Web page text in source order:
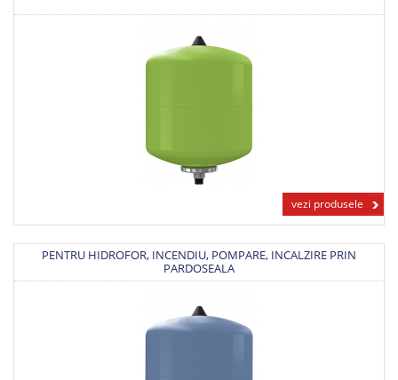
vezi produsele
PENTRU HIDROFOR, INCENDIU, POMPARE, INCALZIRE PRIN
PARDOSEALA